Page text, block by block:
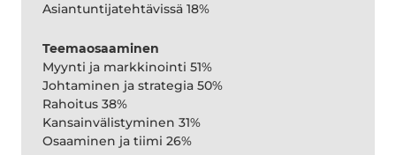
Asiantuntijatehtävissä 18%
Teemaosaaminen
Myynti ja markkinointi 51%
Johtaminen ja strategia 50%
Rahoitus 38%
Kansainvälistyminen 31%
Osaaminen ja tiimi 26%